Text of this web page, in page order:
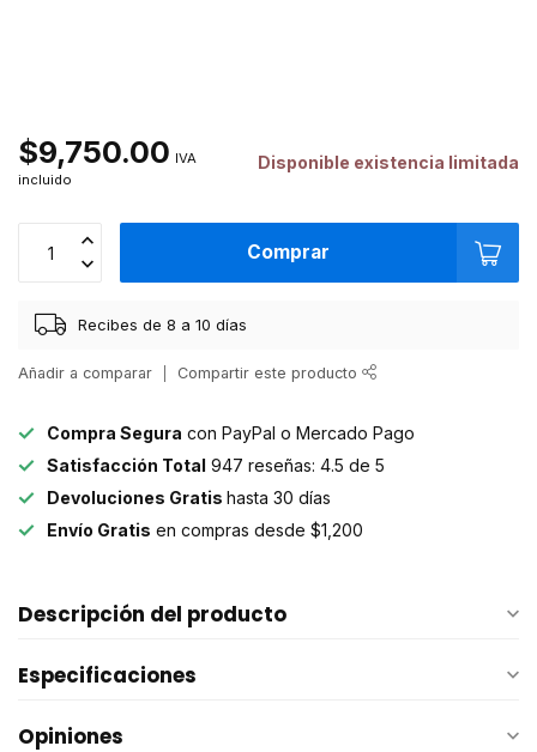
$9,750.00 IVA
incluido
Disponible existencia limitada
Comprar
Recibes de 8 a 10 días
Añadir a comparar Compartir este producto
Compra Segura con PayPal o Mercado Pago
Satisfacción Total 947 reseñas: 4.5 de 5
Devoluciones Gratis hasta 30 días
Envío Gratis en compras desde $1,200
Descripción del producto
Especificaciones
Opiniones